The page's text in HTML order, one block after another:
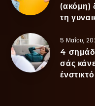
(ακόμη)
τη
5 Μαΐου,
4
σάς